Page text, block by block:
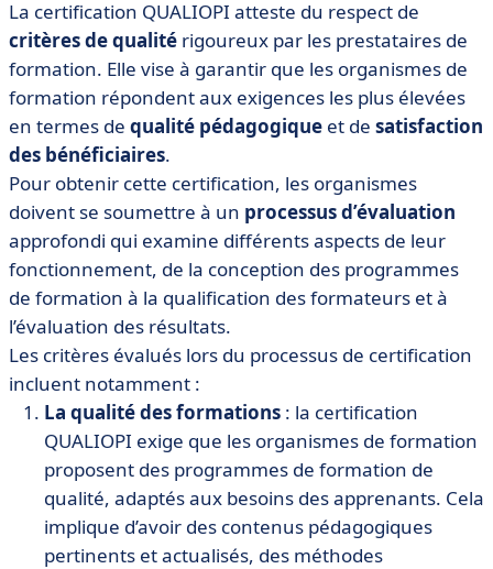
La certification QUALIOPI atteste du respect de
critères de qualité rigoureux par les prestataires de
formation. Elle vise à garantir que les organismes de
formation répondent aux exigences les plus élevées
en termes de qualité pédagogique et de satisfaction
des bénéficiaires.
Pour obtenir cette certification, les organismes
doivent se soumettre à un processus d’évaluation
approfondi qui examine différents aspects de leur
fonctionnement, de la conception des programmes
de formation à la qualification des formateurs et à
l’évaluation des résultats.
Les critères évalués lors du processus de certification
incluent notamment :
La qualité des formations : la certification
QUALIOPI exige que les organismes de formation
proposent des programmes de formation de
qualité, adaptés aux besoins des apprenants. Cela
implique d’avoir des contenus pédagogiques
pertinents et actualisés, des méthodes